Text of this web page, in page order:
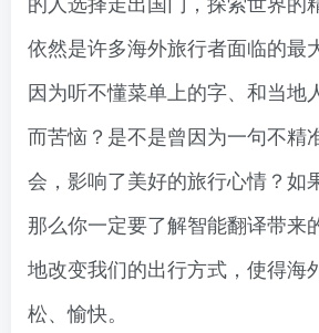
依然是许多海外旅行者面临的最
因为听不懂菜单上的字、和当地
而苦恼？是不是曾因为一句不精
会，影响了美好的旅行心情？如
那么你一定要了解智能翻译带来
地改变我们的出行方式，使得海
松、愉快。